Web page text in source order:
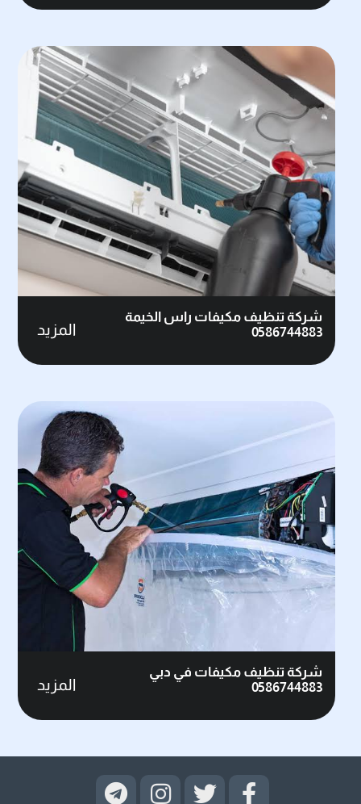
شركة تنظيف مكيفات راس الخيمة
0586744883
المزيد
شركة تنظيف مكيفات في دبي
0586744883
المزيد